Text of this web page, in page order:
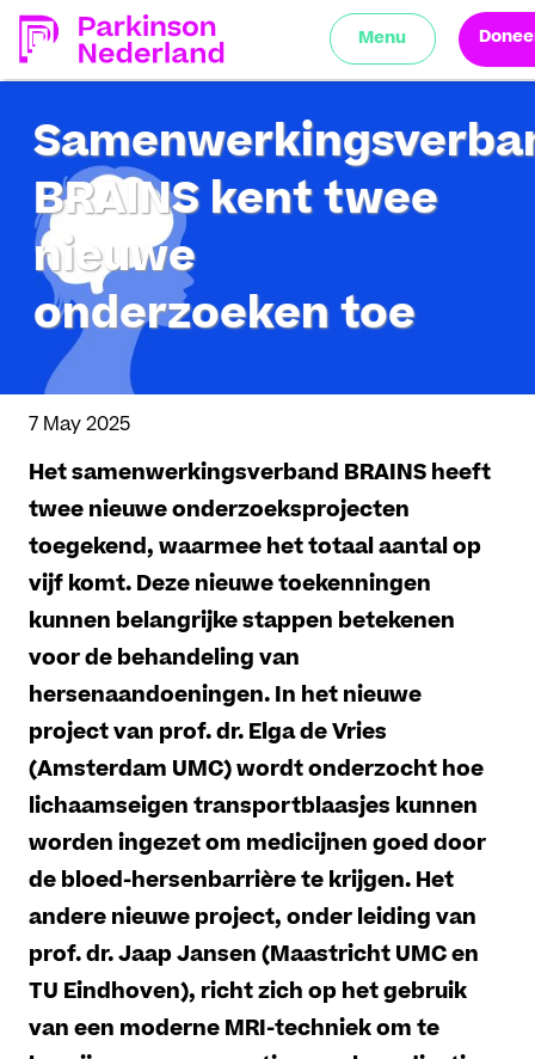
Menu
BRAINS kent twee
nieuwe
onderzoeken toe
7 May 2025
Het samenwerkingsverband BRAINS heeft
twee nieuwe onderzoeksprojecten
toegekend, waarmee het totaal aantal op
vijf komt. Deze nieuwe toekenningen
kunnen belangrijke stappen betekenen
voor de behandeling van
hersenaandoeningen. In het nieuwe
project van prof. dr. Elga de Vries
(Amsterdam UMC) wordt onderzocht hoe
lichaamseigen transportblaasjes kunnen
worden ingezet om medicijnen goed door
de bloed-hersenbarrière te krijgen. Het
andere nieuwe project, onder leiding van
prof. dr. Jaap Jansen (Maastricht UMC en
TU Eindhoven), richt zich op het gebruik
van een moderne MRI-techniek om te